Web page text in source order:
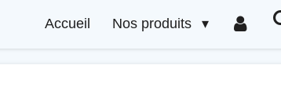
Accueil Nos produits